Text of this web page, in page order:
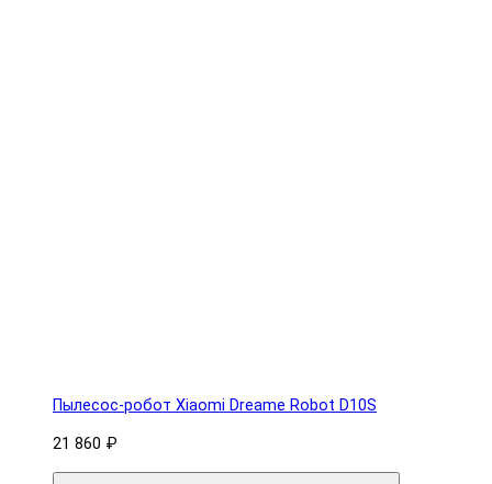
Пылесос-робот Xiaomi Dreame Robot D10S
21 860 ₽